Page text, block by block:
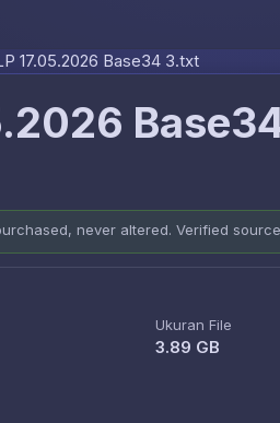
17.05.2026 Base34 3.txt
never altered. Verified
Ukuran File
3.89 GB